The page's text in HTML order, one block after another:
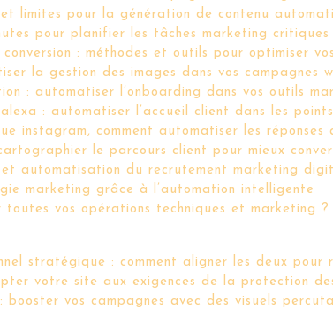
limites pour la génération de contenu
pour planifier les tâches marketing critiques
: méthodes et outils pour optimiser
la gestion des images dans vos campagnes
: automatiser l’onboarding dans vos outils
: automatiser l’accueil client dans les
instagram, comment automatiser les réponses
le parcours client pour mieux
automatisation du recrutement marketing
marketing grâce à l’automation intelligente
toutes vos opérations techniques et marketing ?
stratégique : comment aligner les deux pour
votre site aux exigences de la protection
vos campagnes avec des visuels